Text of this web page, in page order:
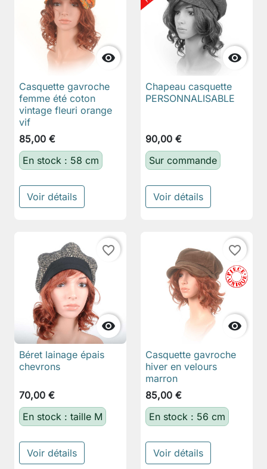

Casquette gavroche
femme été coton
vintage fleuri orange
vif
85,00 €
En stock : 58 cm
Voir détails

Chapeau casquette
PERSONNALISABLE
90,00 €
Sur commande
Voir détails

favorite_border
Béret lainage épais
chevrons
70,00 €
En stock : taille M
Voir détails

favorite_border
Casquette gavroche
hiver en velours
marron
85,00 €
En stock : 56 cm
Voir détails